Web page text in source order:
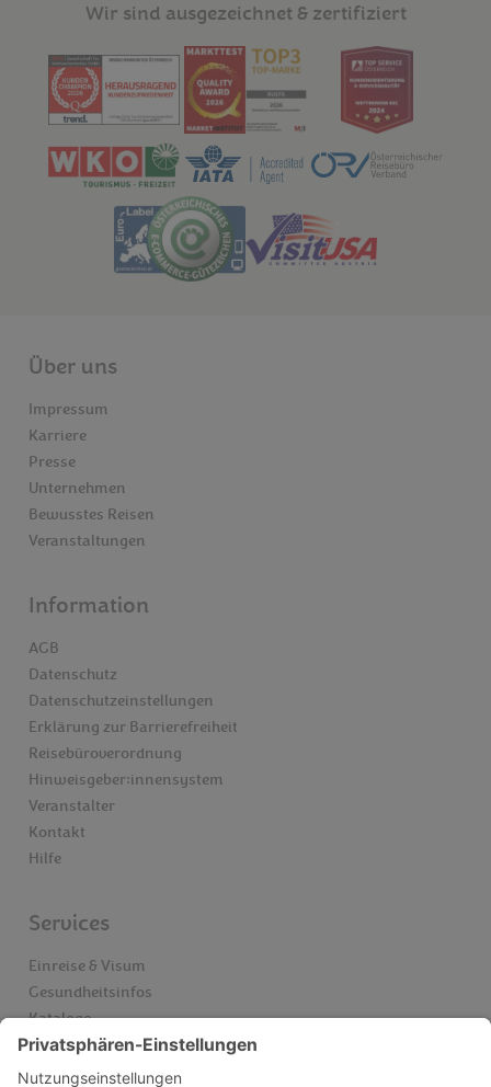
Wir sind ausgezeichnet & zertifiziert
Über uns
Impressum
Karriere
Presse
Unternehmen
Bewusstes Reisen
Veranstaltungen
Information
AGB
Datenschutz
Datenschutzeinstellungen
Erklärung zur Barrierefreiheit
Reisebüroverordnung
Hinweisgeber:innensystem
Veranstalter
Kontakt
Hilfe
Services
Einreise & Visum
Gesundheitsinfos
Kataloge
Newsletter
Schwarze Liste Airlines